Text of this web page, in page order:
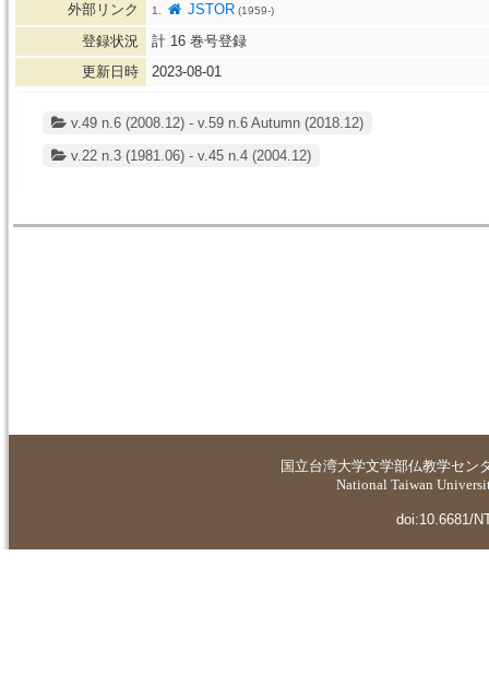
外部リンク
1. JSTOR (1959-)
登録状況 計 16 巻号登録
更新日時
2023-08-01
v.49 n.6 (2008.12) - v.59 n.6 Autumn (2018.12)
v.22 n.3 (1981.06) - v.45 n.4 (2004.12)
国立台湾大学文学部仏教学セン
National Taiwan
doi:10.6681/